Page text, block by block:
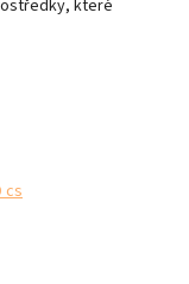
které
cs